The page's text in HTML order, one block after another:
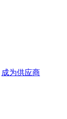
成为供应商